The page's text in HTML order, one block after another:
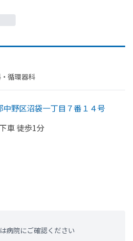
循環器科
中野区沼袋一丁目７番１４号
車 徒歩1分
病院にご確認ください